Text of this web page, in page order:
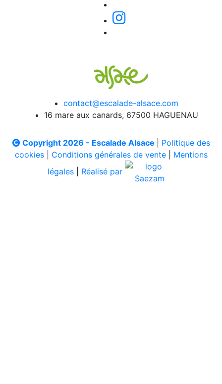
contact@escalade-alsace.com
16 mare aux canards, 67500 HAGUENAU
Copyright 2026 - Escalade Alsace
Politique des
cookies| Conditions générales de vente| Mentions
légales
Réalisé par